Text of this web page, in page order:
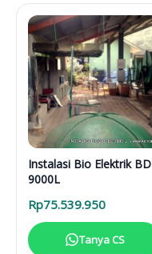
Instalasi Bio Elektrik BD
9000L
Rp75.539.950
Tanya CS